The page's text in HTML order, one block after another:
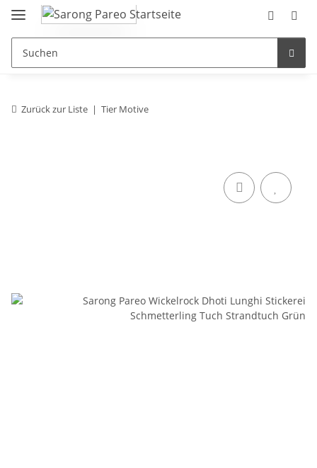
Zurück zur Liste Tier Motive